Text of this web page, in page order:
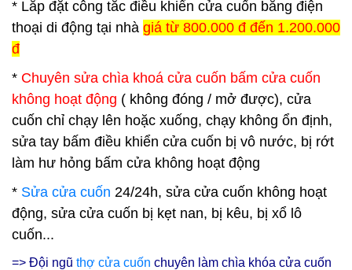
* Lắp đặt công tắc điều khiển cửa cuốn bằng điện
thoại di động tại nhà giá từ 800.000 đ đến 1.200.000
đ
* Chuyên sửa chìa khoá cửa cuốn bấm cửa cuốn
không hoạt động ( không đóng / mở được), cửa
cuốn chỉ chạy lên hoặc xuống, chạy không ổn định,
sửa tay bấm điều khiển cửa cuốn bị vô nước, bị rớt
làm hư hỏng bấm cửa không hoạt động
* Sửa cửa cuốn 24/24h, sửa cửa cuốn không hoạt
động, sửa cửa cuốn bị kẹt nan, bị kêu, bị xổ lô
cuốn...
=> Đội ngũ thợ cửa cuốn chuyên làm chìa khóa cửa cuốn